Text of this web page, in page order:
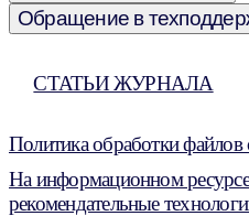
Обращение в
СТАТЬИ ЖУРНАЛА
Политика обработки файлов
На информационном
рекомендательные